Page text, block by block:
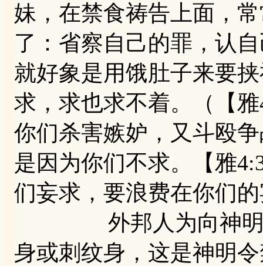
妹，在禁食祷告上面，
了：省察自己的罪，认
就好象是用饿肚子来要
求，求也求不着。（【
你们杀害嫉妒，又斗殴
是因为你们不求。【雅
们妄求，要浪费在你们
外邦人为向神明表
身或刺纹身，这是神明